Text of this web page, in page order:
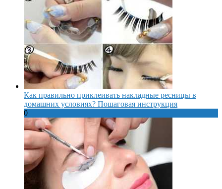
Как правильно приклеивать накладные ресницы в
домашних условиях? Пошаговая инструкция
0